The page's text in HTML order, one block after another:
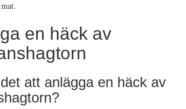
en häck av
att anlägga en häck av